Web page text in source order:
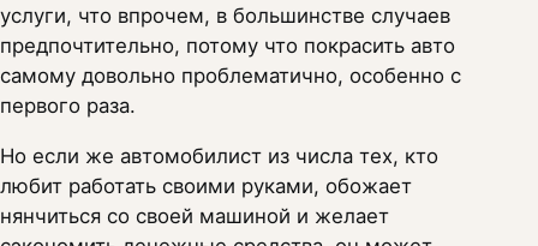
услуги, что впрочем, в большинстве случаев
предпочтительно, потому что покрасить авто
самому довольно проблематично, особенно с
первого раза.
Но если же автомобилист из числа тех, кто
любит работать своими руками, обожает
нянчиться со своей машиной и желает